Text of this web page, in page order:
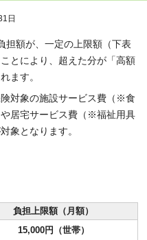
日
担額が、一定の上限額（下表
とにより、超えた分が「高額
ます。
対象の施設サービス費（※食
居宅サービス費（※福祉用具
象となります。
負担上限額（月額）
15,000円（世帯）